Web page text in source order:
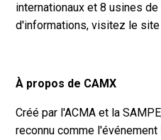
internationaux et 8 usines
d'informations, visitez le
À propos de CAMX
Créé par l'ACMA et la
reconnu comme